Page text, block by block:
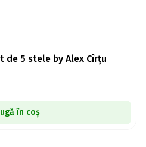
de 5 stele by Alex Cîrțu
în coș